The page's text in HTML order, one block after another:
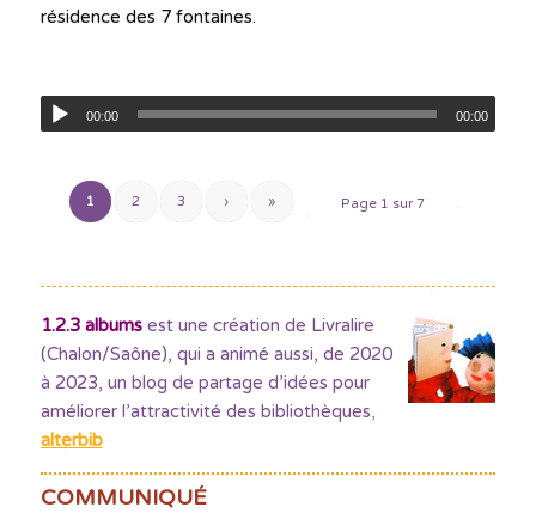
résidence des 7 fontaines.
00:00 00:00
Page 1 sur 7
1 2 3 › »
1.2.3 albumsest une création de Livralire
(Chalon/Saône), qui a animé aussi, de 2020
à 2023, un blog de partage d’idées pour
améliorer l’attractivité des bibliothèques,
alterbib
COMMUNIQUÉ